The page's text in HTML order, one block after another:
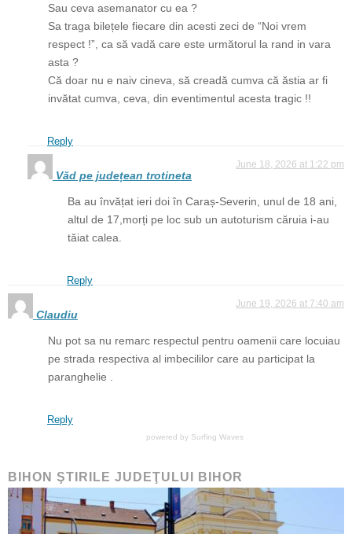
Sau ceva asemanator cu ea ?
Sa traga bilețele fiecare din acesti zeci de “Noi vrem
respect !”, ca să vadă care este următorul la rand in vara
asta ?
Că doar nu e naiv cineva, să creadă cumva că ăstia ar fi
invătat cumva, ceva, din eventimentul acesta tragic !!
Reply
Văd pe județean trotineta
June 18, 2026 at 1:22 pm
Ba au învățat ieri doi în Caraș-Severin, unul de 18 ani,
altul de 17,morți pe loc sub un autoturism căruia i-au
tăiat calea.
Reply
Claudiu
June 19, 2026 at 7:40 am
Nu pot sa nu remarc respectul pentru oamenii care locuiau
pe strada respectiva al imbecililor care au participat la
paranghelie .
Reply
powered by Surfing Waves
BIHON ŞTIRILE JUDEŢULUI BIHOR